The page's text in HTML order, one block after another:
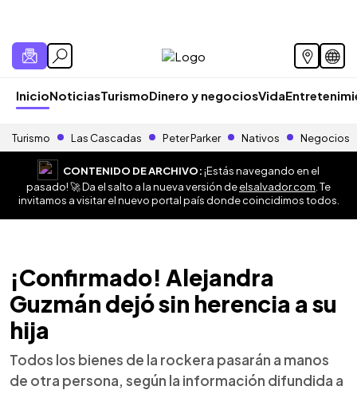
InicioNoticiasTurismoDinero y negociosVida
Turismo Las Cascadas Peter Parker Nativos Negocios
CONTENIDO DE ARCHIVO:¡Estás navegando en el
pasado! 🚀 Da el salto a la nueva versión deelsalvador.com . Te
invitamos a visitar el nuevo portal país donde coincidimos todos.
¡Confirmado! Alejandra
Guzmán dejó sin herencia a su
hija
Todos los bienes de la rockera pasarán a manos
de otra persona, según la información difundida a